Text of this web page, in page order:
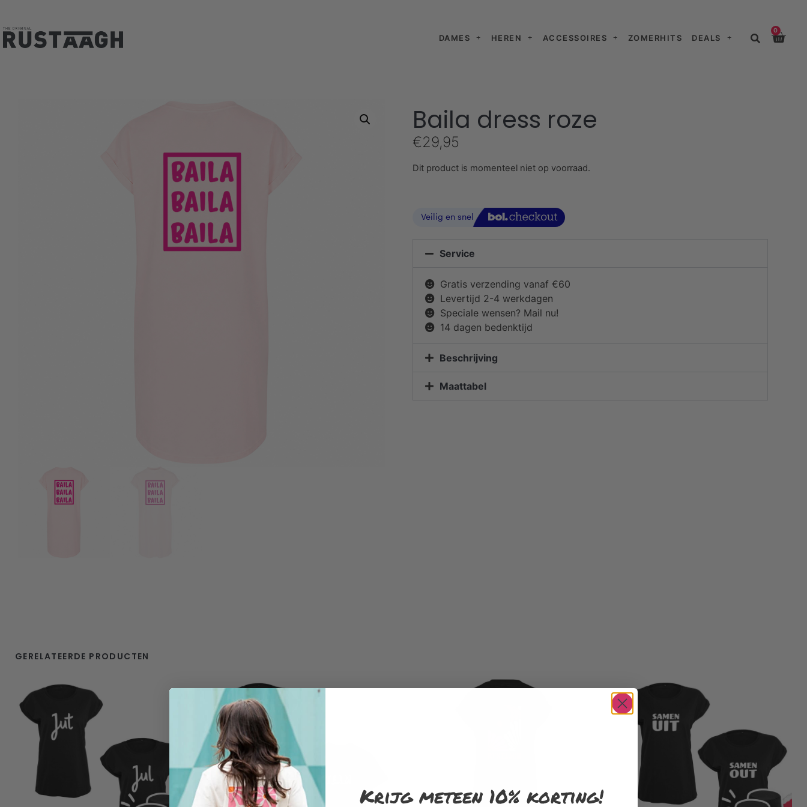
DAMES HEREN ACCESSOIRES ZOMERHITS DEALS
0
Baila dress roze
€29,95
Dit product is momenteel niet op voorraad.
Service
Gratis verzending vanaf €60
Levertijd 2-4 werkdagen
Speciale wensen? Mail nu!
14 dagen bedenktijd
Beschrijving
Maattabel
GERELATEERDE PRODUCTEN
Krijg meteen 10% korting!